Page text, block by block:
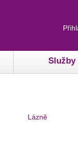
Služby
Lázně